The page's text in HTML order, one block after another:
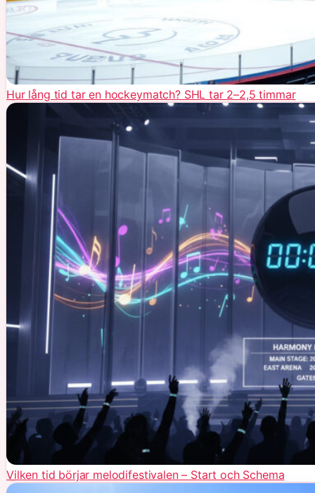
Hur lång tid tar en hockeymatch? SHL tar 2–2,5 timmar
Vilken tid börjar melodifestivalen – Start och Schema